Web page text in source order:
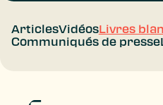
ArticlesVidéosLivres
Communiqués de presse